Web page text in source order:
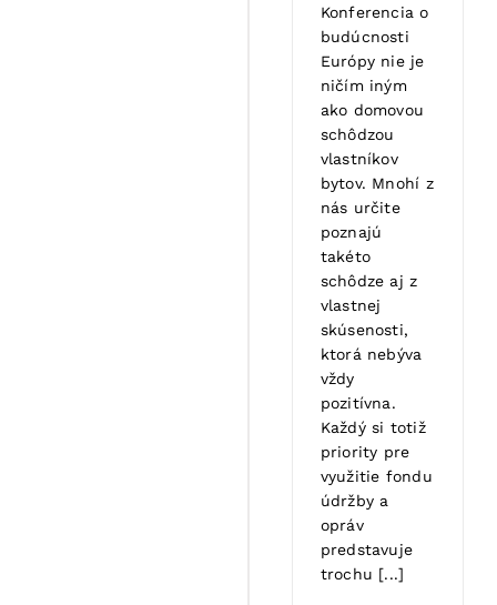
Konferencia o
budúcnosti
Európy nie je
ničím iným
ako domovou
schôdzou
vlastníkov
bytov. Mnohí z
nás určite
poznajú
takéto
schôdze aj z
vlastnej
skúsenosti,
ktorá nebýva
vždy
pozitívna.
Každý si totiž
priority pre
využitie fondu
údržby a
opráv
predstavuje
trochu [...]